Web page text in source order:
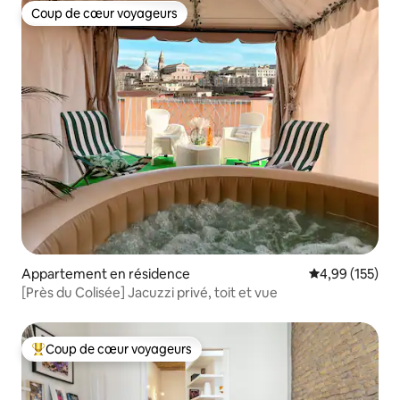
Coup de cœur voyageurs
Coup de cœur voyageurs
Appartement en résidence Évaluation
4,99 (155)
[Près du Colisée] Jacuzzi privé, toit et vue
Coups de cœur voyageurs les plus appréciés
Coup de cœur voyageurs